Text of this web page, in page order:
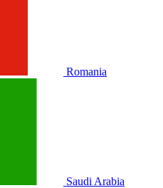
Romania
Saudi Arabia